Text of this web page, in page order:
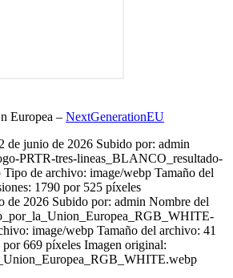
n Europea – NextGenerationEU